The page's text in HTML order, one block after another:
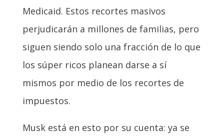
Medicaid. Estos recortes masivos
perjudicarán a millones de familias, pero
siguen siendo solo una fracción de lo que
los súper ricos planean darse a sí
mismos por medio de los recortes de
impuestos.
Musk está en esto por su cuenta: ya se